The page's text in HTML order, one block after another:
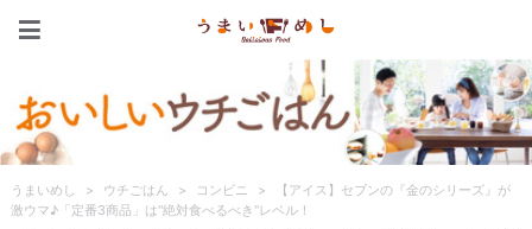
うまいめし > ウチごはん > コンビニ >
【アイス】セブンの『金のシリーズ』が
激ウマ♪「定番3商品」は"絶対食べるべき"レベル！